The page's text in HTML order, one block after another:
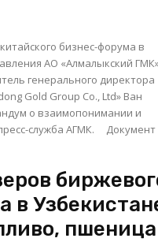
бизнес-форума в
АО «Алмалыкский
генерального директора
Gold Group Co., Ltd» Ван
о взаимопонимании и
АГМК. Документ
в